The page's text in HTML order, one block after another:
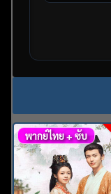
พากย์ไทย + ซับ